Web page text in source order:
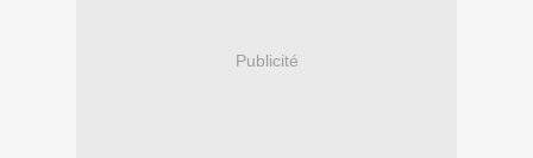
Publicité